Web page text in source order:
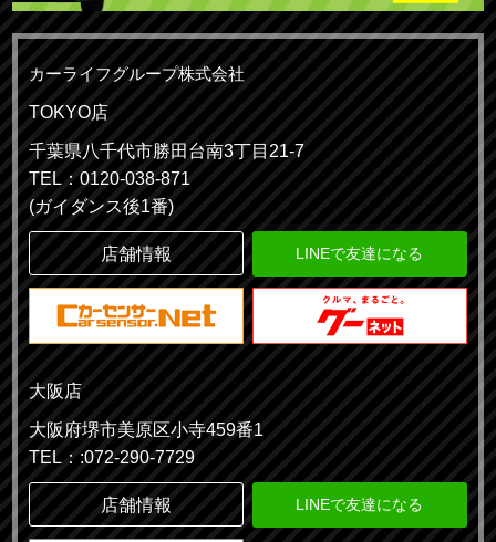
カーライフグループ株式会社
TOKYO店
千葉県八千代市勝田台南3丁目21-7
TEL：0120-038-871
(ガイダンス後1番)
店舗情報 LINEで友達になる
大阪店
大阪府堺市美原区小寺459番1
TEL：:072-290-7729
店舗情報 LINEで友達になる